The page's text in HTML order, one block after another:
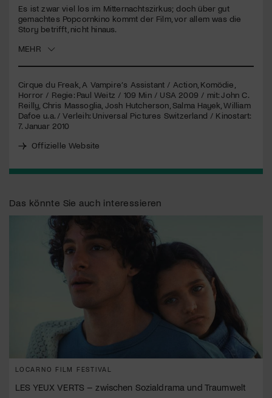
22
seconds
Es ist zwar viel los im Mitternachtszirkus; doch über gut
gemachtes Popcornkino kommt der Film, vor allem was die
Story betrifft, nicht hinaus.
MEHR
Cirque du Freak, A Vampire’s Assistant / Action, Komödie,
Horror / Regie: Paul Weitz / 109 Min / USA 2009 / mit: John C.
Reilly, Chris Massoglia, Josh Hutcherson, Salma Hayek, William
Dafoe u.a. / Verleih: Universal Pictures Switzerland / Kinostart:
7. Januar 2010
Offizielle Website
Das könnte Sie auch interessieren
LOCARNO FILM FESTIVAL
LES YEUX VERTS – zwischen Sozialdrama und Traumwelt
Mit deiner Mitgliedschaft erhältst du kostenlosen Zugang zu
diversen Kulturevents.